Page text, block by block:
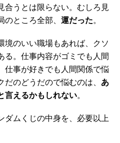
合うとは限らない。むしろ見
ところ全部、 運だった。
境のいい職場もあれば、クソ
る。仕事内容がゴミでも人間
仕事が好きでも人間関係で悩
のどうだので悩むのは、 あ
言えるかもしれない。
ダムくじの中身を、必要以上